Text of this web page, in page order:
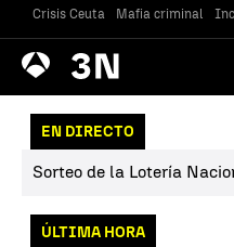
Crisis Ceuta Mafia criminal
Antena
3 Noticias
EN DIRECTO
Sorteo de la Lotería
ÚLTIMA HORA